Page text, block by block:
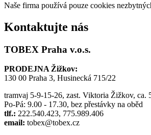
Naše firma používá pouze cookies
Kontaktujte nás
TOBEX Praha v.o.s.
PRODEJNA Žižkov:
130 00 Praha 3, Husinecká 715/22
tramvaj 5-9-15-26, zast. Viktoria Žižkov, ca.
Po-Pá: 9.00 - 17.30, bez přestávky na oběd
tlf.: 222.540.423, 775.989.406
email: tobex@tobex.cz